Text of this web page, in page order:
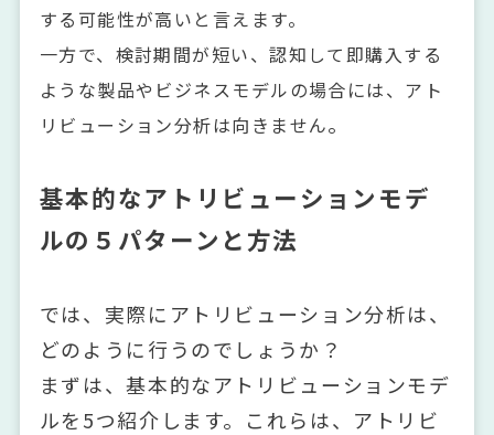
する可能性が高いと言えます。
一方で、検討期間が短い、認知して即購入する
ような製品やビジネスモデルの場合には、アト
リビューション分析は向きません。
基本的なアトリビューションモデ
ルの５パターンと方法
では、実際にアトリビューション分析は、
どのように行うのでしょうか？
まずは、基本的なアトリビューションモデ
ルを5つ紹介します。これらは、アトリビ